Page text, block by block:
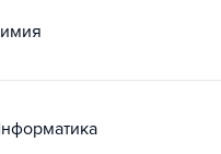
химия
информатика